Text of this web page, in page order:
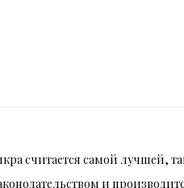
считается самой лучшей,
и